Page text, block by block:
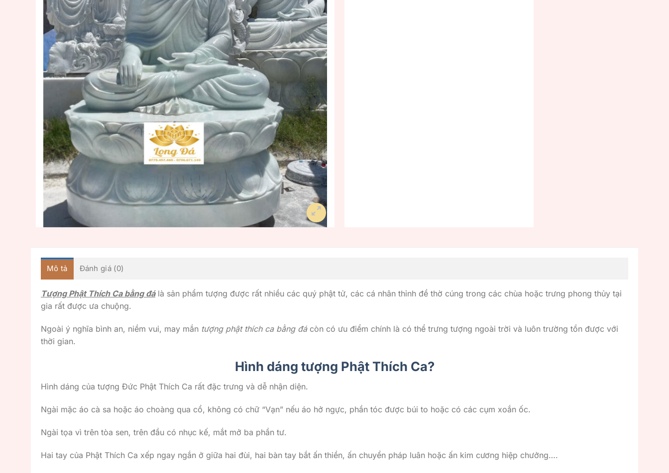
Mô tả Đánh giá (0)
Tượng Phật Thích Ca bằng đálà sản phẩm tượng được rất nhiều các quý phật tử, các cá nhân thỉnh đề thờ cúng trong các chùa hoặc trưng phong thủy tại
gia rất được ưa chuộng.
Ngoài ý nghĩa bình an, niềm vui, may mắn tượng phật thích ca bằng đá còn có ưu điểm chính là có thể trưng tượng ngoài trời và luôn trường tồn được với
thời gian.
Hình dáng tượng Phật Thích Ca?
Hình dáng của tượng Đức Phật Thích Ca rất đặc trưng và dễ nhận diện.
Ngài mặc áo cà sa hoặc áo choàng qua cổ, không có chữ “Vạn” nếu áo hở ngực, phần tóc được búi to hoặc có các cụm xoắn ốc.
Ngài tọa vì trên tòa sen, trên đầu có nhục kế, mắt mở ba phần tư.
Hai tay của Phật Thích Ca xếp ngay ngắn ở giữa hai đùi, hai bàn tay bắt ấn thiền, ấn chuyển pháp luân hoặc ấn kim cương hiệp chưởng….